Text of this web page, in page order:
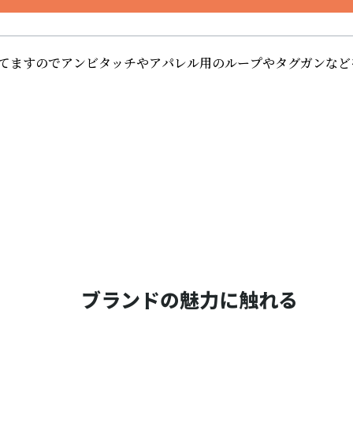
のでアンビタッチやアパレル用のループやタグガ
ブランドの魅力に触れる